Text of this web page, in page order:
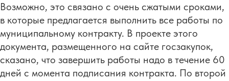
Возможно, это связано с очень сжатыми сроками,
в которые предлагается выполнить все работы по
муниципальному контракту. В проекте этого
документа, размещенного на сайте госзакупок,
сказано, что завершить работы надо в течение 60
дней с момента подписания контракта. По второй